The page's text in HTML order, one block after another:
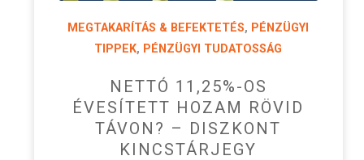
MEGTAKARÍTÁS & BEFEKTETÉS, PÉNZÜGYI
TIPPEK, PÉNZÜGYI TUDATOSSÁG
NETTÓ 11,25%-OS
ÉVESÍTETT HOZAM RÖVID
TÁVON? – DISZKONT
KINCSTÁRJEGY